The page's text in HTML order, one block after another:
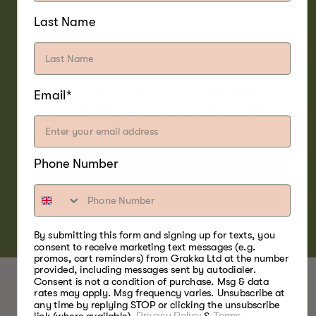
Romarin, thym et poivre noir infusés avec
la viande de gibier, la volaille, le poisson,
l'agneau, le bœuf et les légumes.
Last Name
Email*
Phone Number
By submitting this form and signing up for texts, you
consent to receive marketing text messages (e.g.
promos, cart reminders) from Grakka Ltd at the number
provided, including messages sent by autodialer.
Consent is not a condition of purchase. Msg & data
rates may apply. Msg frequency varies. Unsubscribe at
any time by replying STOP or clicking the unsubscribe